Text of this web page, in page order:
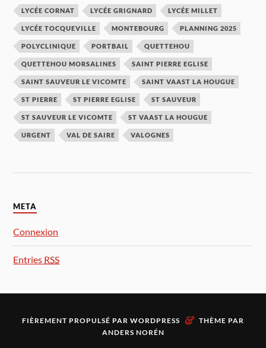
LYCÉE CORNAT LYCÉE GRIGNARD LYCÉE MILLET
LYCÉE TOCQUEVILLE MONTEBOURG PLANNING 2025
POLYCLINIQUE PORTBAIL QUETTEHOU
QUETTEHOU MORSALINES SAINT PIERRE EGLISE
SAINT SAUVEUR LE VICOMTE SAINT VAAST LA HOUGUE
ST PIERRE ST PIERRE EGLISE ST SAUVEUR
ST SAUVEUR LE VICOMTE ST VAAST LA HOUGUE
URGENT VAL DE SAIRE VALOGNES
META
Connexion
Entries RSS
FIÈREMENT PROPULSÉ PAR WORDPRESS & THÈME PAR
ANDERS NORÉN